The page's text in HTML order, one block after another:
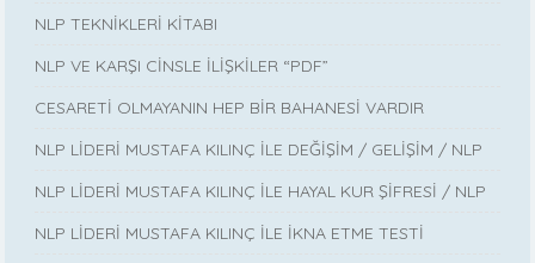
NLP TEKNİKLERİ KİTABI
NLP VE KARŞI CİNSLE İLİŞKİLER “PDF”
CESARETİ OLMAYANIN HEP BİR BAHANESİ VARDIR
NLP LİDERİ MUSTAFA KILINÇ İLE DEĞİŞİM / GELİŞİM / NLP
NLP LİDERİ MUSTAFA KILINÇ İLE HAYAL KUR ŞİFRESİ / NLP
NLP LİDERİ MUSTAFA KILINÇ İLE İKNA ETME TESTİ